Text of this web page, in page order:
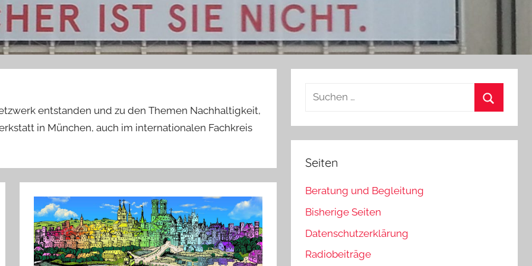
entstanden und zu den Themen Nachhaltigkeit,
in München, auch im internationalen Fachkreis
Suchen
Seiten
Beratung und Begleitung
Bisherige Seiten
Datenschutzerklärung
Radiobeiträge